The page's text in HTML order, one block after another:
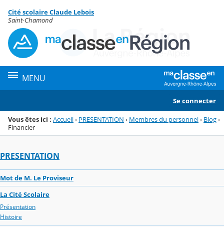
Menu de la rubrique
Contenu
Cité scolaire Claude Lebois
Saint-Chamond
MENU
Se connecter
Vous êtes ici : Accueil› PRESENTATION › Membres du personnel› Blog›
Financier
PRESENTATION
Mot de M. Le Proviseur
La Cité Scolaire
Présentation
Histoire